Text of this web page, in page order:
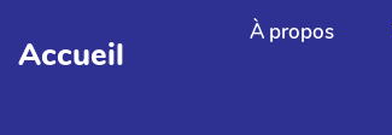
Aller au contenu principal
Accueil
À propos